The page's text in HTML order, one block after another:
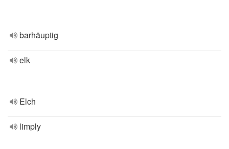
barhäuptig
elk
Elch
limply